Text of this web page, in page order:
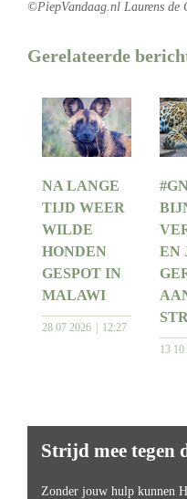
©PiepVandaag.nl Laurens de
Gerelateerde
NA LANGE
TIJD WEER
WILDE
HONDEN
GESPOT IN
MALAWI
28 07 2026 12:27
EN
13 10
Strijd mee tegen
Zonder jouw hulp kunnen